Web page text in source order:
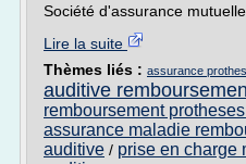
Société d'assurance mutuelle
Lire la suite
Thèmes liés : assurance
auditive
remboursement
assurance maladie
auditive / prise en charge